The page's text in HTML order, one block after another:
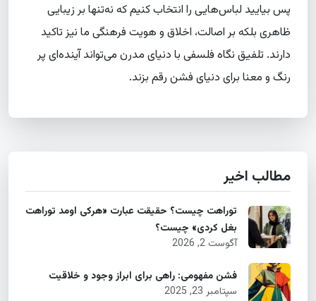
پس بیایید لباس‌هایی را انتخاب کنیم که نه‌تنها بر زیبایی
ظاهری بلکه بر اصالت، اخلاق و هویت فرهنگی ما نیز تاکید
دارند. تلفیق نگاه فلسفی با دنیای مدرن می‌تواند آینده‌ای پر
رنگ و معنا برای دنیای فشن رقم بزند.
مطالب اخیر
توراهت چیست؟ حقیقت عبارت «هرکی اومد توراهت
بغل کردی» چیست؟
آگوست 2, 2026
فشن مفهومی: راهی برای ابراز وجود و خلاقیت
سپتامبر 23, 2025